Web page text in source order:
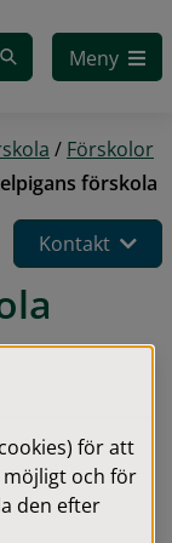
Meny
/ Förskolor
förskola
Kontakt
på
till för att
möjligt och för
den efter